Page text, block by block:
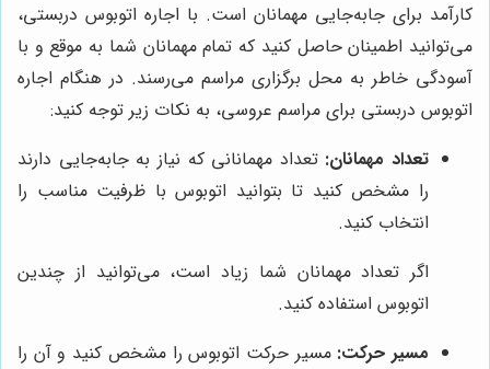
کارآمد برای جابه‌جایی مهمانان است. با اجاره اتوبوس دربستی،
می‌توانید اطمینان حاصل کنید که تمام مهمانان شما به موقع و با
آسودگی خاطر به محل برگزاری مراسم می‌رسند. در هنگام اجاره
اتوبوس دربستی برای مراسم عروسی، به نکات زیر توجه کنید:
تعداد مهمانان: تعداد مهمانانی که نیاز به جابه‌جایی دارند
را مشخص کنید تا بتوانید اتوبوس با ظرفیت مناسب را
انتخاب کنید.
اگر تعداد مهمانان شما زیاد است، می‌توانید از چندین
اتوبوس استفاده کنید.
مسیر حرکت: مسیر حرکت اتوبوس را مشخص کنید و آن را